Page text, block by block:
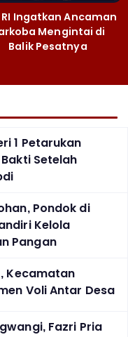
RI Ingatkan Ancaman
Mengintai di
Balik Pesatnya
1 Petarukan
Setelah
Pondok di
Kelola
Pangan
Kecamatan
Voli Antar Desa
Fazri Pria